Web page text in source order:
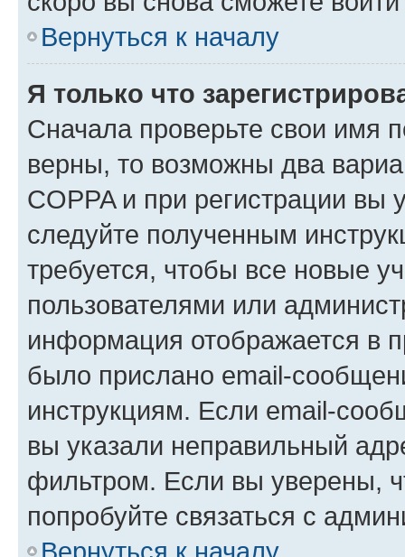
Вернуться к началу
Я только что
Сначала проверьте свои имя
верны, то возможны два
COPPA и при регистрации вы
следуйте полученным
требуется, чтобы все новые
пользователями или
информация отображается в
было прислано email-
инструкциям. Если email-
вы указали неправильный
фильтром. Если вы уверены,
попробуйте связаться с
Вернуться к началу